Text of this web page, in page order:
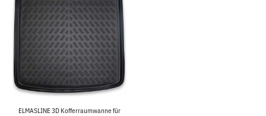
ELMASLINE 3D Kofferraumwanne für